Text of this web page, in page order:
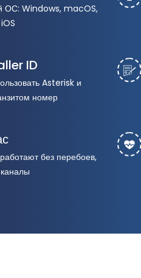
ОС: Windows, macOS,
ID
Asterisk и
номер
без перебоев,